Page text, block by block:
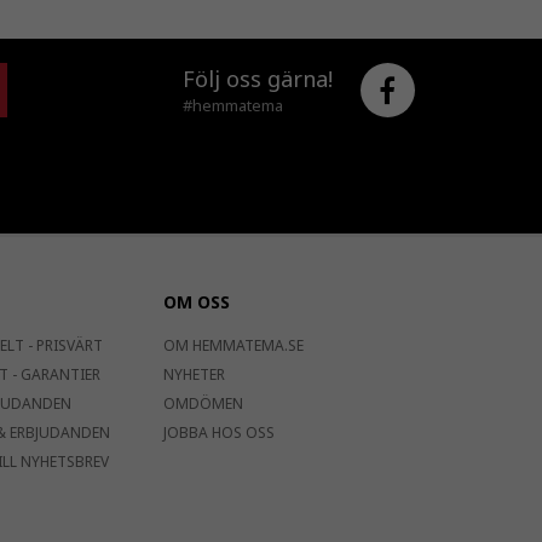
Följ oss gärna!
#hemmatema
- PRISVÄRT
- GARANTIER
ERBJUDANDEN
NYHETSBREV
OM OSS
OM HEMMATEMA.SE
NYHETER
OMDÖMEN
JOBBA HOS OSS